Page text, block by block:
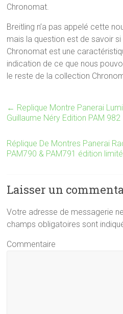
Chronomat.
Breitling n’a pas appelé cette
mais la question est de savoir
Chronomat est une
indication de ce que nous
le reste de la collection
← Replique Montre Panerai
Guillaume Néry Edition PAM 982
Réplique De Montres Panerai
PAM790 & PAM791 édition
Laisser un
Votre adresse de messagerie
champs obligatoires sont
Commentaire